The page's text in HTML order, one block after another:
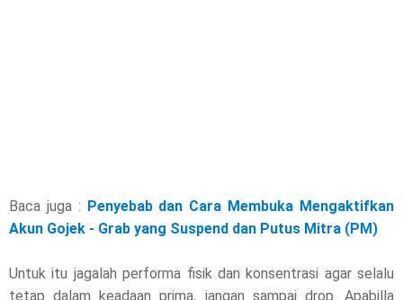
Baca juga : Penyebab dan Cara Membuka Mengaktifkan
Akun Gojek - Grab yang Suspend dan Putus Mitra (PM)
Untuk itu jagalah performa fisik dan konsentrasi agar selalu
tetap dalam keadaan prima, jangan sampai drop. Apabilla